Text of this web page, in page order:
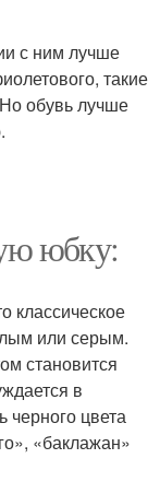
с ним лучше
такие
обувь лучше
юбку:
классическое
или серым.
становится
в
черного цвета
«баклажан»